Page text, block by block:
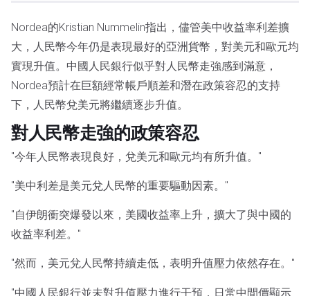
Nordea的Kristian Nummelin指出，儘管美中收益率利差擴
大，人民幣今年仍是表現最好的亞洲貨幣，對美元和歐元均
實現升值。中國人民銀行似乎對人民幣走強感到滿意，
Nordea預計在巨額經常帳戶順差和潛在政策容忍的支持
下，人民幣兌美元將繼續逐步升值。
對人民幣走強的政策容忍
"今年人民幣表現良好，兌美元和歐元均有所升值。"
"美中利差是美元兌人民幣的重要驅動因素。"
"自伊朗衝突爆發以來，美國收益率上升，擴大了與中國的
收益率利差。"
"然而，美元兌人民幣持續走低，表明升值壓力依然存在。"
"中國人民銀行並未對升值壓力進行干預，日常中間價顯示